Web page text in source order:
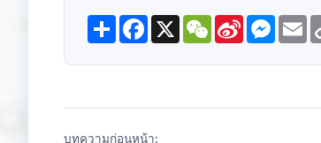
ShareFacebook
X WeChat
Sina
Weibo
บทความก่อนหน้า: